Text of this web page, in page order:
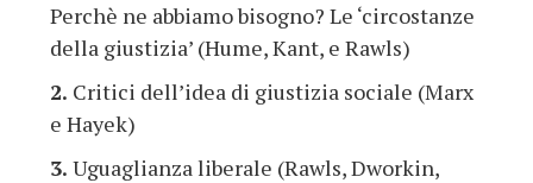
Perchè ne abbiamo bisogno? Le ‘circostanze
della giustizia’ (Hume, Kant, e Rawls)
2. Critici dell’idea di giustizia sociale (Marx
e Hayek)
3. Uguaglianza liberale (Rawls, Dworkin,